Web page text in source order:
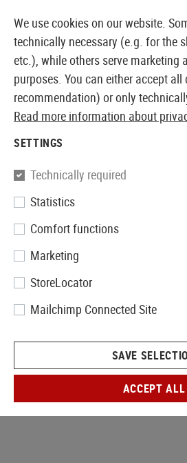
EUROPEAN AIRSOFT SHOP &
Madbull
M433 BB-Shower
We use cookies on our website.
technically necessary (e.g. for the
etc.), while others serve marketing
purposes. You can either accept
recommendation) or only
Read more information about
SETTINGS
Technically required
Statistics
Comfort functions
Marketing
StoreLocator
Mailchimp Connected Site
SAVE
ACCEPT ALL